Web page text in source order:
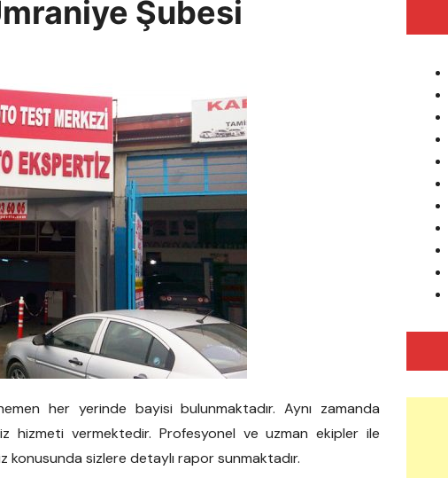
Şubesi
her yerinde bayisi bulunmaktadır. Aynı zamanda
hizmeti vermektedir. Profesyonel ve uzman ekipler ile
sizlere detaylı rapor sunmaktadır.